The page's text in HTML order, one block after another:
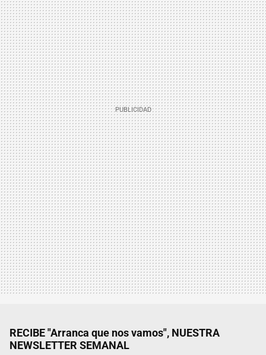
RECIBE "Arranca que nos vamos", NUESTRA
NEWSLETTER SEMANAL